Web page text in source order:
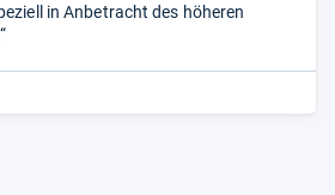
in Anbetracht des höheren